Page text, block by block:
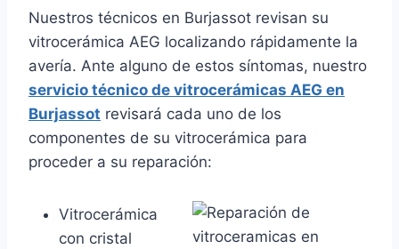
Nuestros técnicos en Burjassot revisan su
vitrocerámica AEG localizando rápidamente la
avería. Ante alguno de estos síntomas, nuestro
servicio técnico de vitrocerámicas AEG en
Burjassot revisará cada uno de los
componentes de su vitrocerámica para
proceder a su reparación:
Vitrocerámica
con cristal